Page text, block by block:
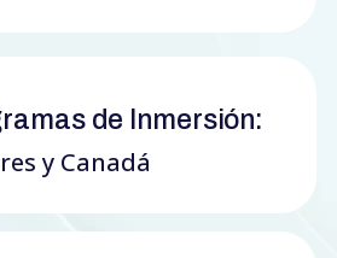
de Inmersión:
y Canadá